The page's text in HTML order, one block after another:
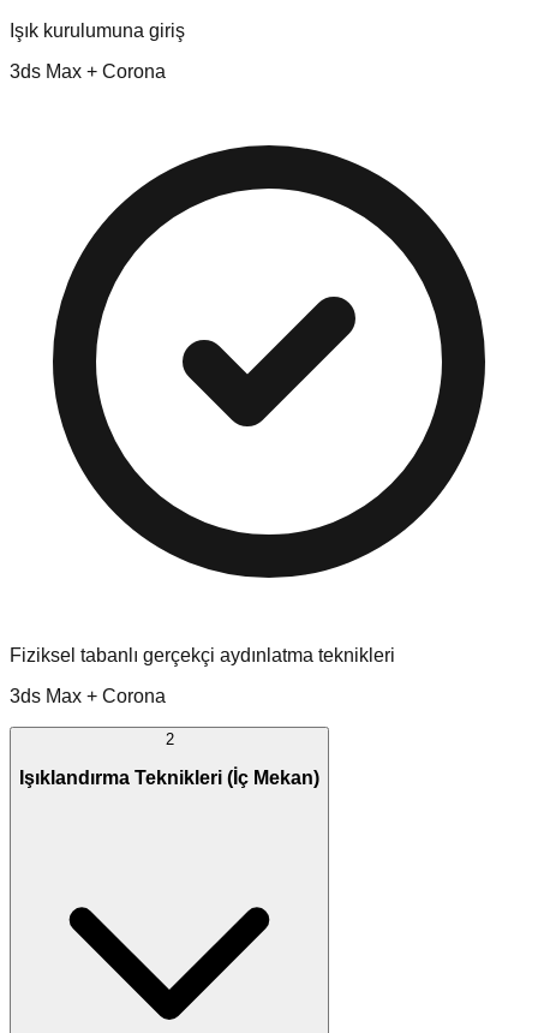
Işık kurulumuna giriş
3ds Max + Corona
Fiziksel tabanlı gerçekçi aydınlatma teknikleri
3ds Max + Corona
2
Işıklandırma Teknikleri (İç Mekan)